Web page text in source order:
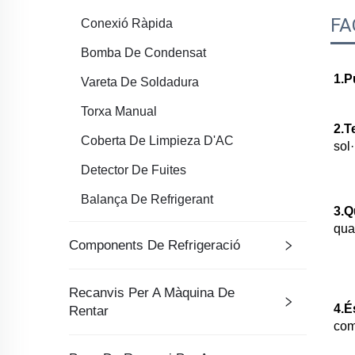
Conexió Ràpida
Bomba De Condensat
Vareta De Soldadura
Torxa Manual
Coberta De Limpieza D'AC
Detector De Fuites
Balança De Refrigerant
Components De Refrigeració
Recanvis Per A Màquina De
Rentar